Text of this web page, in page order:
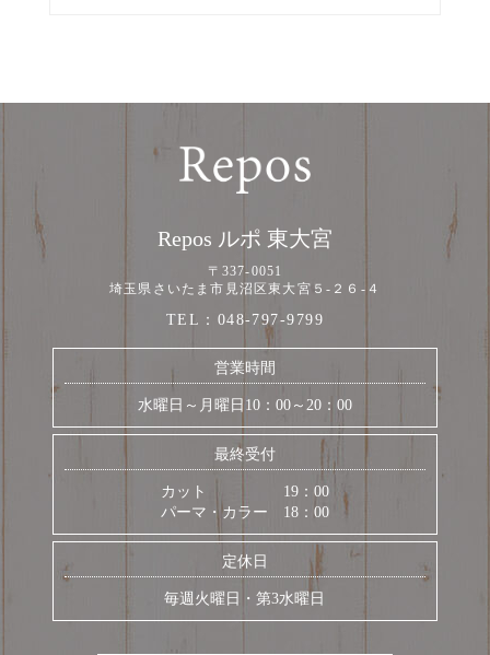
Repos ルポ 東大宮
〒337-0051
埼玉県さいたま市見沼区東大宮５-２６-４
TEL： 048-797-9799
営業時間
水曜日～月曜日10：00～20：00
最終受付
カット 19：00
パーマ・カラー 18：00
定休日
毎週火曜日・第3水曜日